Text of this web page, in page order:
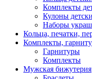
Комплекты
Кулоны
Наборы
Кольца, печатки,
Комплекты,
Гарнитуры
Комплекты
Мужская бижутерия